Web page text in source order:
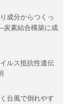
成分からつくっ
炭素結合構築に成
ルス抵抗性遺伝
台風で倒れやす